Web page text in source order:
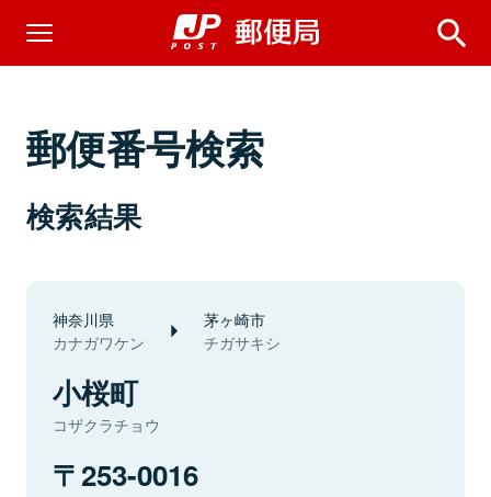
郵便番号検索
検索結果
神奈川県
カナガワケン
茅ヶ崎市
チガサキシ
小桜町
コザクラチョウ
253-0016